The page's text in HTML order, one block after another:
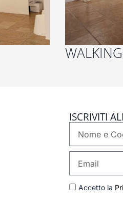
ISCRIVITI
Cognome
GDPRAccetto la